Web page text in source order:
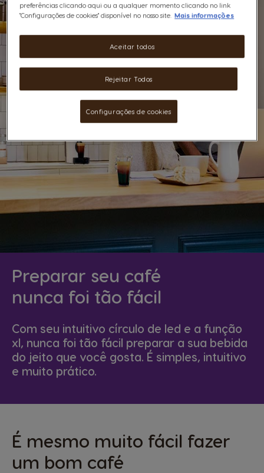
Preparar seu café
nunca foi tão fácil
Com seu intuitivo círculo de led e a função
xl, nunca foi tão fácil preparar a sua bebida
do jeito que você gosta. É simples, intuitivo
e muito prático.
É mesmo muito fácil fazer
um bom café
preferências clicando aqui ou a qualquer momento clicando no link
"Configurações de cookies" disponível no nosso site. Mais informações
Rejeitar Todos
Aceitar todos
Configurações de cookies